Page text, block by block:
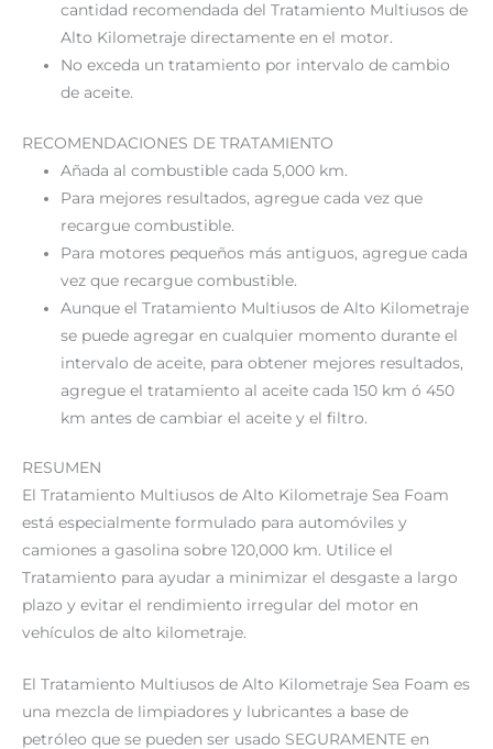
cantidad recomendada del Tratamiento Multiusos de
Alto Kilometraje directamente en el motor.
No exceda un tratamiento por intervalo de cambio
de aceite.
RECOMENDACIONES DE TRATAMIENTO
Añada al combustible cada 5,000 km.
Para mejores resultados, agregue cada vez que
recargue combustible.
Para motores pequeños más antiguos, agregue cada
vez que recargue combustible.
Aunque el Tratamiento Multiusos de Alto Kilometraje
se puede agregar en cualquier momento durante el
intervalo de aceite, para obtener mejores resultados,
agregue el tratamiento al aceite cada 150 km ó 450
km antes de cambiar el aceite y el filtro.
RESUMEN
El Tratamiento Multiusos de Alto Kilometraje Sea Foam
está especialmente formulado para automóviles y
camiones a gasolina sobre 120,000 km. Utilice el
Tratamiento para ayudar a minimizar el desgaste a largo
plazo y evitar el rendimiento irregular del motor en
vehículos de alto kilometraje.
El Tratamiento Multiusos de Alto Kilometraje Sea Foam es
una mezcla de limpiadores y lubricantes a base de
petróleo que se pueden ser usado SEGURAMENTE en